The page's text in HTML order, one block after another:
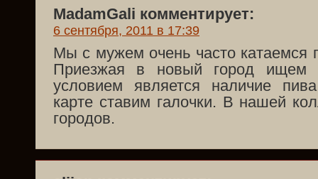
MadamGali комментирует:
6 сентября, 2011 в 17:39
Мы с мужем очень часто катаемся
Приезжая в новый город ищем
условием является наличие
карте ставим галочки. В нашей
городов.